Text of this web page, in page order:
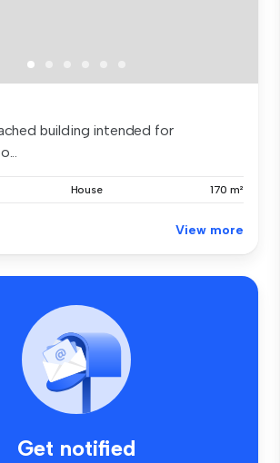
building intended for
House 170 m²
View more
Get notified